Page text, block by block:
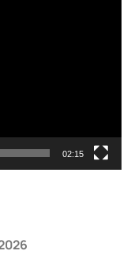
02:15